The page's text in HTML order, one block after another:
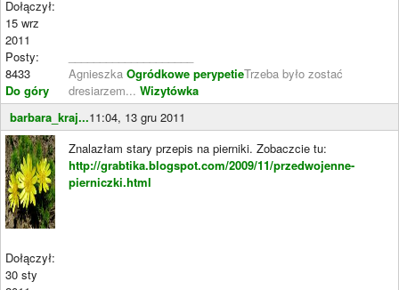
Dołączył:
15 wrz
2011
Posty:
8433
Do góry
Agnieszka Ogródkowe perypetieTrzeba było zostać
dresiarzem... Wizytówka
barbara_kraj...11:04, 13 gru 2011
Dołączył:
30 sty
Znalazłam stary przepis na pierniki. Zobaczcie tu:
http://grabtika.blogspot.com/2009/11/przedwojenne-
pierniczki.html